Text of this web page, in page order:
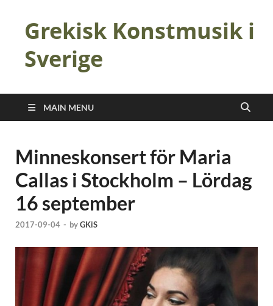
Grekisk Konstmusik i
Sverige
MAIN MENU
Minneskonsert för Maria
Callas i Stockholm – Lördag
16 september
2017-09-04 - byGKiS